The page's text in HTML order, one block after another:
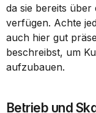
da sie bereits über
verfügen. Achte
auch hier gut
beschreibst, um
aufzubauen.
Betrieb und